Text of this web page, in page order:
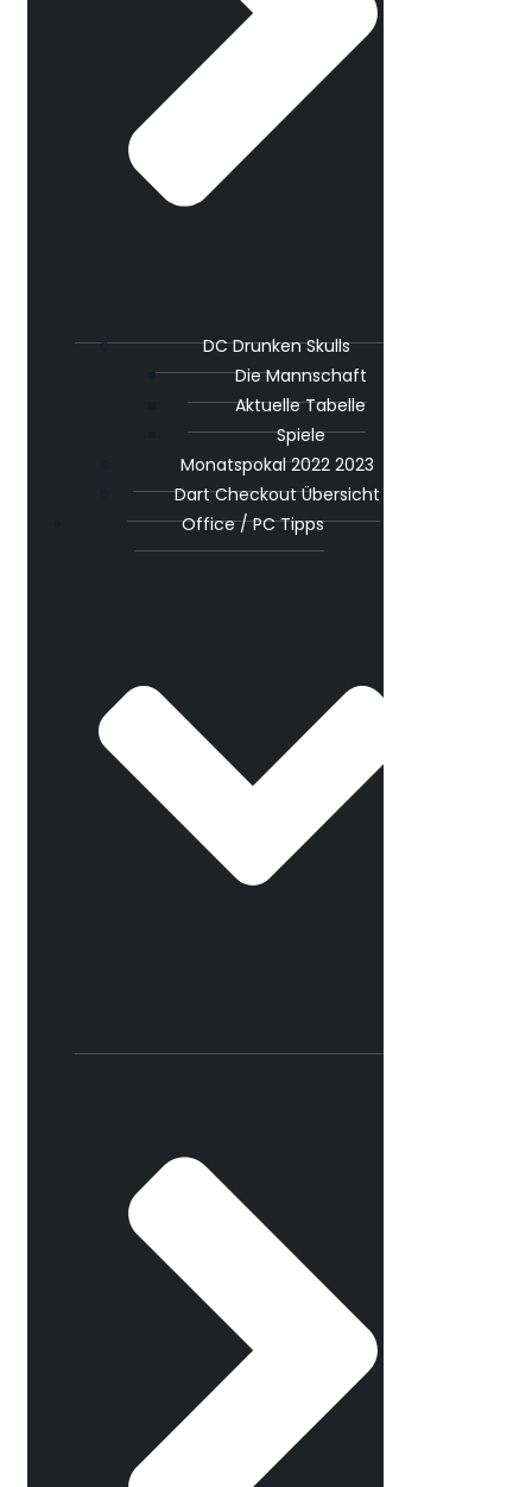
DC Drunken Skulls
Die Mannschaft
Aktuelle Tabelle
Spiele
Monatspokal 2022 2023
Dart Checkout Übersicht
Office / PC Tipps